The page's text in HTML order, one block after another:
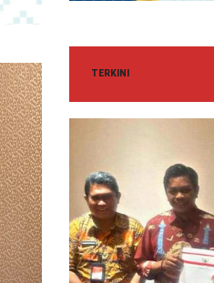
TERKINI